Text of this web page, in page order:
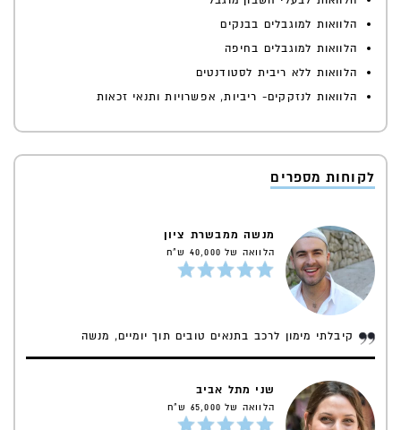
הלוואות למוגבלים בבנקים
הלוואות למוגבלים בחיפה
הלוואות ללא ריבית לסטודנטים
הלוואות לנזקקים- ריביות, אפשרויות ותנאי זכאות
לקוחות מספרים
מנשה ממבשרת ציון
הלוואה של 40,000 ש"ח
קיבלתי מימון לרכב בתנאים טובים תוך יומיים, מנשה
שני מתל אביב
הלוואה של 65,000 ש"ח